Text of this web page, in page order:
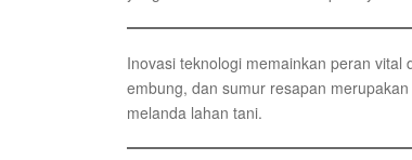
Inovasi teknologi memainkan peran vital
embung, dan sumur resapan
melanda lahan tani.